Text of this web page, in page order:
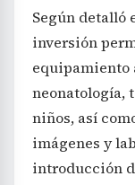
Según detalló
inversión
equipamiento
neonatología,
niños, así
imágenes y
introducción